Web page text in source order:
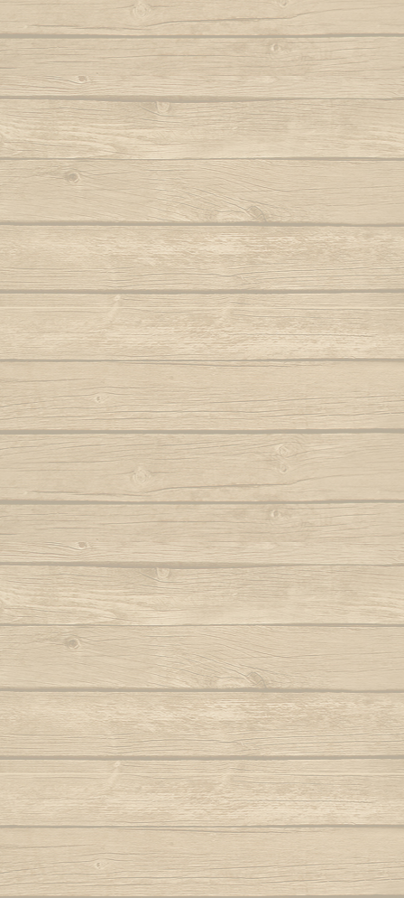
Autor : Formado Cigano
Capoeira de Angola
Autor : Mestre Charm
Capoeira de verdade
Autor : Professor Fanho (Capoeira Brasil)
Capoeira é Beleza
Autor : Mestre Matias
Capoeirando
Autor : Mestre Espirrinho
Catarina, meu amor
Autor : Mestre Mão Branca
Cor de misterio
Autor : Mestre Mão Branca (Capoeira
Gerais)
Cordão de ouro é Besouro Manganga
Autor : Mestre Mão Branca
Dendê
Dende mare
Dona Maria como vai você
E caminhador
Autor : Mestre Ramos (Senzala)
E da nossa cor
E e e Viola
Autor : Mestre Kim
E hoje tem capoeira
Autor : Mestre Camisa (Abada)
E la la eh la eh la
Autor : Mestre Esquilo
E marinheiro
Autor : Fala Mansa (Capoeira Abada)
Eh Bahia
Autor : Mestre Boneco Canta
Quando meu
Que
Quem
Autor :
Quem
Autor :
Rainha do
Autor :
Samba
Saudade
Autor : Boa
Autor : Mestre
Se
Mestre
Ser
Autor :